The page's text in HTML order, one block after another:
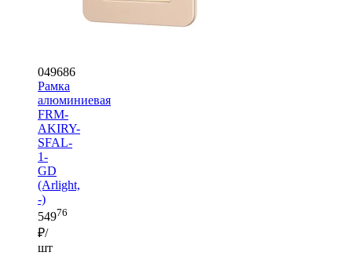
049686
Рамка
алюминиевая
FRM-
AKIRY-
SFAL-
1-
GD
(Arlight,
-)
54976
₽/
шт